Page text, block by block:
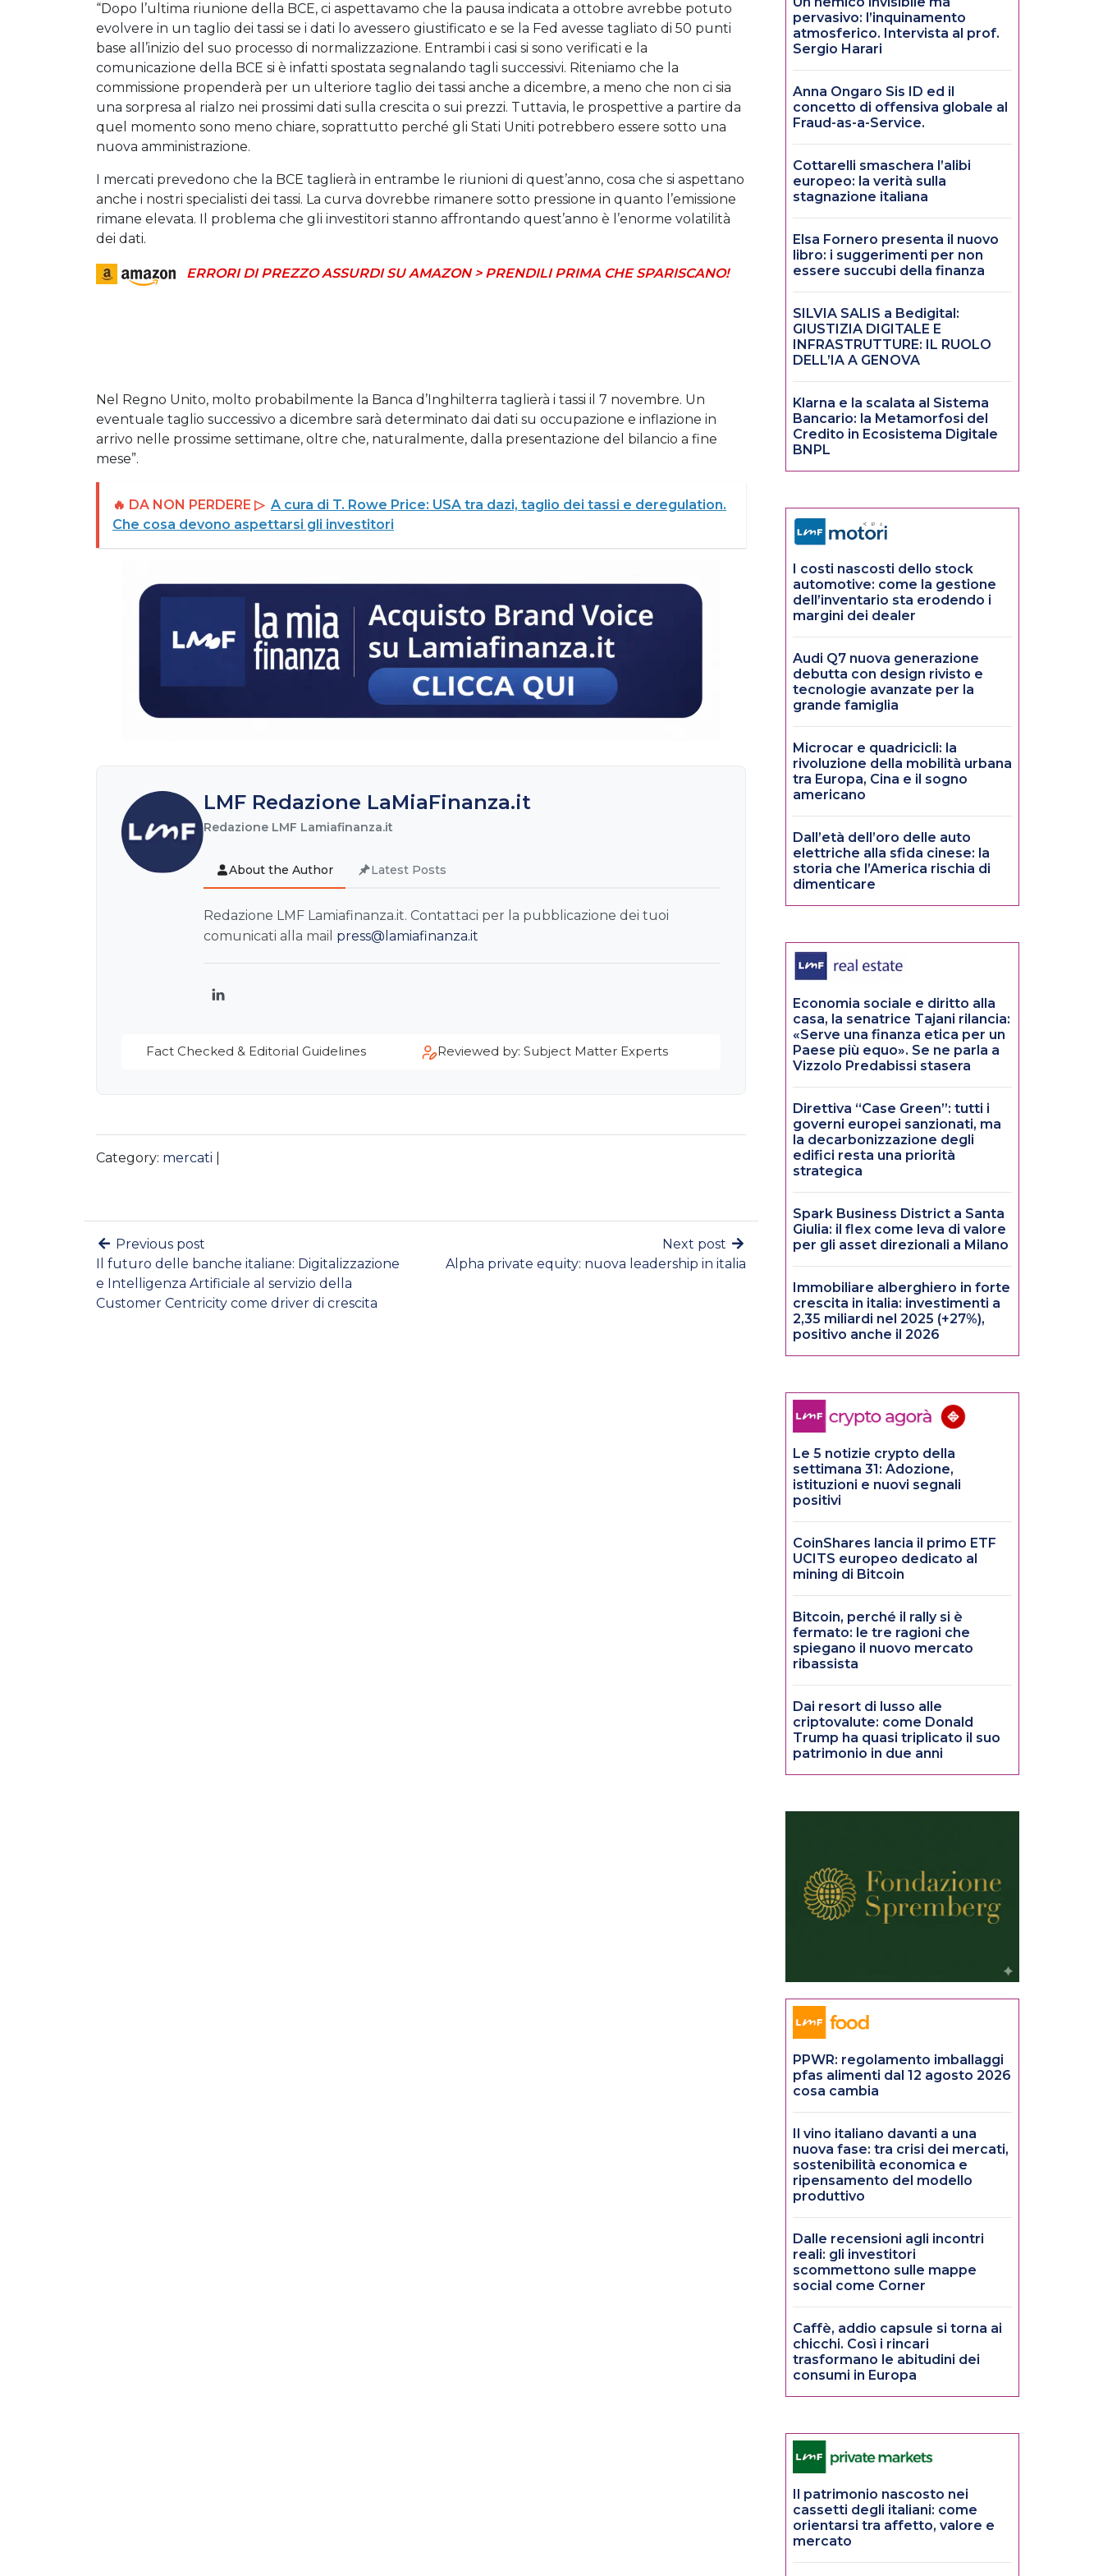
“Dopo l’ultima riunione della BCE, ci aspettavamo che la pausa indicata a ottobre avrebbe potuto
evolvere in un taglio dei tassi se i dati lo avessero giustificato e se la Fed avesse tagliato di 50 punti
base all’inizio del suo processo di normalizzazione. Entrambi i casi si sono verificati e la
comunicazione della BCE si è infatti spostata segnalando tagli successivi. Riteniamo che la
commissione propenderà per un ulteriore taglio dei tassi anche a dicembre, a meno che non ci sia
una sorpresa al rialzo nei prossimi dati sulla crescita o sui prezzi. Tuttavia, le prospettive a partire da
quel momento sono meno chiare, soprattutto perché gli Stati Uniti potrebbero essere sotto una
nuova amministrazione.
I mercati prevedono che la BCE taglierà in entrambe le riunioni di quest’anno, cosa che si aspettano
anche i nostri specialisti dei tassi. La curva dovrebbe rimanere sotto pressione in quanto l’emissione
rimane elevata. Il problema che gli investitori stanno affrontando quest’anno è l’enorme volatilità
dei dati.
ERRORI DI PREZZO ASSURDI SU AMAZON > PRENDILI PRIMA CHE SPARISCANO!
Nel Regno Unito, molto probabilmente la Banca d’Inghilterra taglierà i tassi il 7 novembre. Un
eventuale taglio successivo a dicembre sarà determinato dai dati su occupazione e inflazione in
arrivo nelle prossime settimane, oltre che, naturalmente, dalla presentazione del bilancio a fine
mese”.
🔥 DA NON PERDERE ▷ A cura di T. Rowe Price: USA tra dazi, taglio dei tassi e deregulation.
Che cosa devono aspettarsi gli investitori
LMF Redazione LaMiaFinanza.it
Redazione LMF Lamiafinanza.it
About the Author Latest Posts
Redazione LMF Lamiafinanza.it. Contattaci per la pubblicazione dei tuoi
comunicati alla mail press@lamiafinanza.it
LinkedIn
Fact Checked & Editorial Guidelines Reviewed by: Subject Matter Experts
Category: mercati
Previous post
Il futuro delle banche italiane: Digitalizzazione
e Intelligenza Artificiale al servizio della
Customer Centricity come driver di crescita
Next post
Alpha private equity: nuova leadership in italia
pervasivo: l’inquinamento
atmosferico. Intervista al prof.
Sergio Harari
Anna Ongaro Sis ID ed il
concetto di offensiva globale al
Fraud-as-a-Service.
Cottarelli smaschera l’alibi
europeo: la verità sulla
stagnazione italiana
Elsa Fornero presenta il nuovo
libro: i suggerimenti per non
essere succubi della finanza
SILVIA SALIS a Bedigital:
GIUSTIZIA DIGITALE E
INFRASTRUTTURE: IL RUOLO
DELL’IA A GENOVA
Klarna e la scalata al Sistema
Bancario: la Metamorfosi del
Credito in Ecosistema Digitale
BNPL
I costi nascosti dello stock
automotive: come la gestione
dell’inventario sta erodendo i
margini dei dealer
Audi Q7 nuova generazione
debutta con design rivisto e
tecnologie avanzate per la
grande famiglia
Microcar e quadricicli: la
rivoluzione della mobilità urbana
tra Europa, Cina e il sogno
americano
Dall’età dell’oro delle auto
elettriche alla sfida cinese: la
storia che l’America rischia di
dimenticare
Economia sociale e diritto alla
casa, la senatrice Tajani rilancia:
«Serve una finanza etica per un
Paese più equo». Se ne parla a
Vizzolo Predabissi stasera
Direttiva “Case Green”: tutti i
governi europei sanzionati, ma
la decarbonizzazione degli
edifici resta una priorità
strategica
Spark Business District a Santa
Giulia: il flex come leva di valore
per gli asset direzionali a Milano
Immobiliare alberghiero in forte
crescita in italia: investimenti a
2,35 miliardi nel 2025 (+27%),
positivo anche il 2026
Le 5 notizie crypto della
settimana 31: Adozione,
istituzioni e nuovi segnali
positivi
CoinShares lancia il primo ETF
UCITS europeo dedicato al
mining di Bitcoin
Bitcoin, perché il rally si è
fermato: le tre ragioni che
spiegano il nuovo mercato
ribassista
Dai resort di lusso alle
criptovalute: come Donald
Trump ha quasi triplicato il suo
patrimonio in due anni
PPWR: regolamento imballaggi
pfas alimenti dal 12 agosto 2026
cosa cambia
Il vino italiano davanti a una
nuova fase: tra crisi dei mercati,
sostenibilità economica e
ripensamento del modello
produttivo
Dalle recensioni agli incontri
reali: gli investitori
scommettono sulle mappe
social come Corner
Caffè, addio capsule si torna ai
chicchi. Così i rincari
trasformano le abitudini dei
consumi in Europa
Il patrimonio nascosto nei
cassetti degli italiani: come
orientarsi tra affetto, valore e
mercato